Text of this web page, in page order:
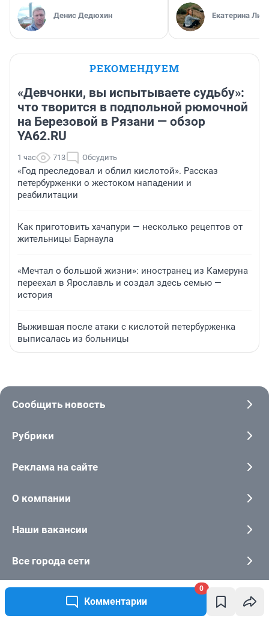
Комментарии
0
Денис Дедюхин Екатерина
РЕКОМЕНДУЕМ
«Девчонки, вы испытываете судьбу»:
что творится в подпольной рюмочной
на Березовой в Рязани — обзор
YA62.RU
1 час 713 Обсудить
«Год преследовал и облил кислотой». Рассказ
петербурженки о жестоком нападении и
реабилитации
Как приготовить хачапури — несколько рецептов от
жительницы Барнаула
«Мечтал о большой жизни»: иностранец из Камеруна
переехал в Ярославль и создал здесь семью —
история
Выжившая после атаки с кислотой петербурженка
выписалась из больницы
Сообщить новость
Рубрики
Реклама на сайте
О компании
Наши вакансии
Все города сети
Контактные данные для Роскомнадзора и государственных органов